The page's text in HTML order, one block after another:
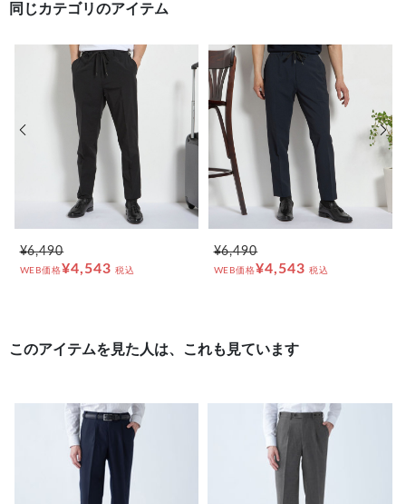
同じカテゴリのアイテム
¥6,490
WEB価格¥4,543 税込
¥6,490
WEB価格¥4,543 税込
前の画像 次の
このアイテムを見た人は、これも見ています